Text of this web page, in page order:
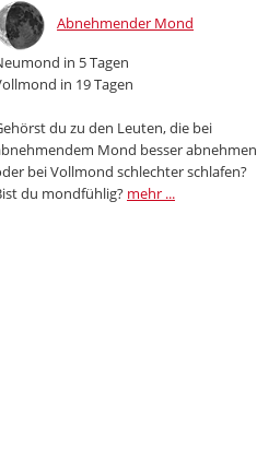
Abnehmender Mond
in 5 Tagen
in 19 Tagen
du zu den Leuten, die bei
Mond besser abnehmen
bei Vollmond schlechter schlafen?
du mondfühlig? mehr ...